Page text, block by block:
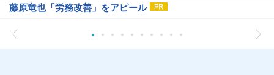
藤原竜也「労務改善」をアピール